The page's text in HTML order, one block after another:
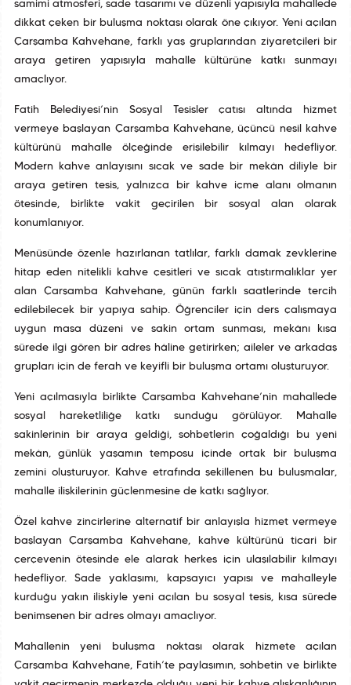
samimi atmosferi, sade tasarımı ve düzenli yapısıyla mahallede
dikkat çeken bir buluşma noktası olarak öne çıkıyor. Yeni açılan
Çarşamba Kahvehane, farklı yaş gruplarından ziyaretçileri bir
araya getiren yapısıyla mahalle kültürüne katkı sunmayı
amaçlıyor.
Fatih Belediyesi’nin Sosyal Tesisler çatısı altında hizmet
vermeye başlayan Çarşamba Kahvehane, üçüncü nesil kahve
kültürünü mahalle ölçeğinde erişilebilir kılmayı hedefliyor.
Modern kahve anlayışını sıcak ve sade bir mekân diliyle bir
araya getiren tesis, yalnızca bir kahve içme alanı olmanın
ötesinde, birlikte vakit geçirilen bir sosyal alan olarak
konumlanıyor.
Menüsünde özenle hazırlanan tatlılar, farklı damak zevklerine
hitap eden nitelikli kahve çeşitleri ve sıcak atıştırmalıklar yer
alan Çarşamba Kahvehane, günün farklı saatlerinde tercih
edilebilecek bir yapıya sahip. Öğrenciler için ders çalışmaya
uygun masa düzeni ve sakin ortam sunması, mekânı kısa
sürede ilgi gören bir adres hâline getirirken; aileler ve arkadaş
grupları için de ferah ve keyifli bir buluşma ortamı oluşturuyor.
Yeni açılmasıyla birlikte Çarşamba Kahvehane’nin mahallede
sosyal hareketliliğe katkı sunduğu görülüyor. Mahalle
sakinlerinin bir araya geldiği, sohbetlerin çoğaldığı bu yeni
mekân, günlük yaşamın temposu içinde ortak bir buluşma
zemini oluşturuyor. Kahve etrafında şekillenen bu buluşmalar,
mahalle ilişkilerinin güçlenmesine de katkı sağlıyor.
Özel kahve zincirlerine alternatif bir anlayışla hizmet vermeye
başlayan Çarşamba Kahvehane, kahve kültürünü ticari bir
çerçevenin ötesinde ele alarak herkes için ulaşılabilir kılmayı
hedefliyor. Sade yaklaşımı, kapsayıcı yapısı ve mahalleyle
kurduğu yakın ilişkiyle yeni açılan bu sosyal tesis, kısa sürede
benimsenen bir adres olmayı amaçlıyor.
Mahallenin yeni buluşma noktası olarak hizmete açılan
Çarşamba Kahvehane, Fatih’te paylaşımın, sohbetin ve birlikte